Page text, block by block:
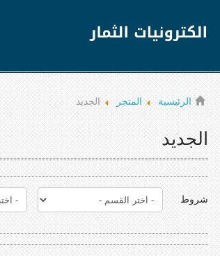
الرئيسية المتجر الجديد
الجديد
شروط